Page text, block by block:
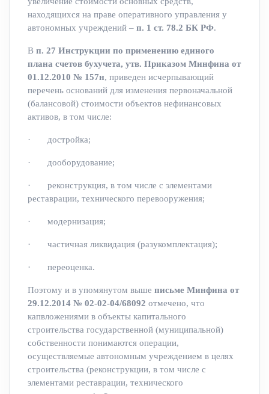
находящихся на праве оперативного управления у
автономных учреждений – п. 1 ст. 78.2 БК РФ.
В п. 27 Инструкции по применению единого
плана счетов бухучета, утв. Приказом Минфина от
01.12.2010 № 157н, приведен исчерпывающий
перечень оснований для изменения первоначальной
(балансовой) стоимости объектов нефинансовых
активов, в том числе:
· достройка;
· дооборудование;
· реконструкция, в том числе с элементами
реставрации, технического перевооружения;
· модернизация;
· частичная ликвидация (разукомплектация);
· переоценка.
Поэтому и в упомянутом выше письме Минфина от
29.12.2014 № 02-02-04/68092 отмечено, что
капвложениями в объекты капитального
строительства государственной (муниципальной)
собственности понимаются операции,
осуществляемые автономным учреждением в целях
строительства (реконструкции, в том числе с
элементами реставрации, технического